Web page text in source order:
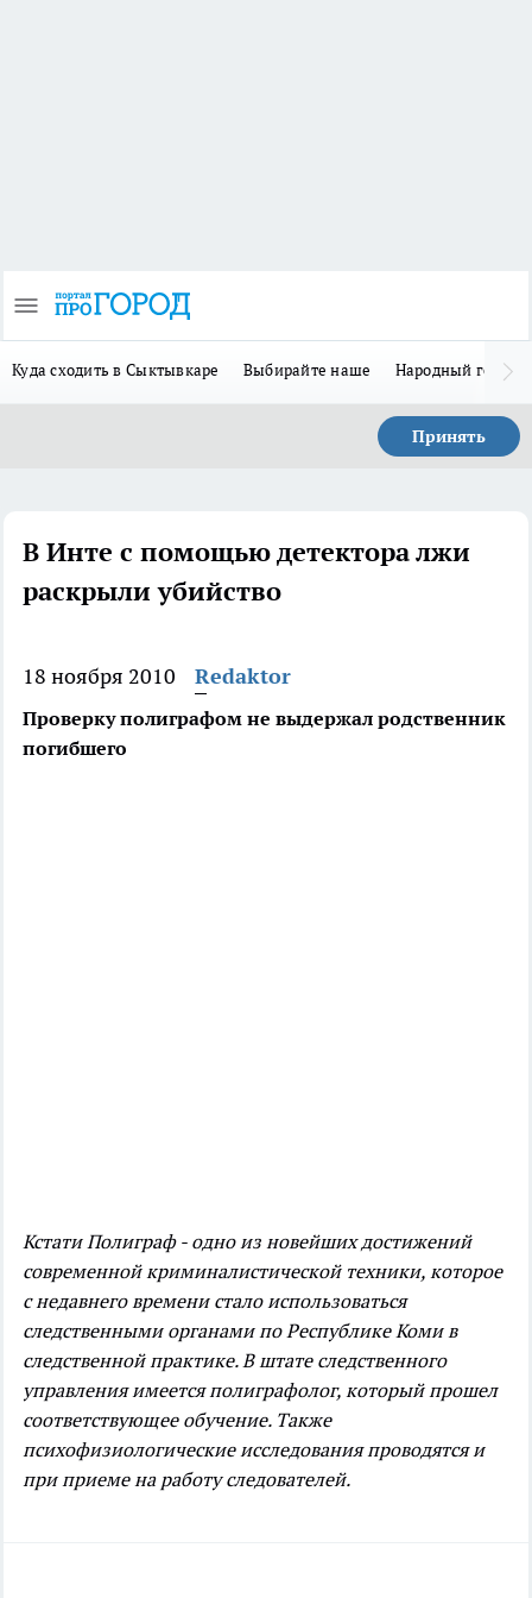
Куда сходить в Сыктывкаре Выбирайте наше Народный герой
Принять
В Инте с помощью детектора лжи
раскрыли убийство
18 ноября 2010 Redaktor
Проверку полиграфом не выдержал родственник
погибшего
Кстати Полиграф - одно из новейших достижений
современной криминалистической техники, которое
с недавнего времени стало использоваться
следственными органами по Республике Коми в
следственной практике. В штате следственного
управления имеется полиграфолог, который прошел
соответствующее обучение. Также
психофизиологические исследования проводятся и
при приеме на работу следователей.